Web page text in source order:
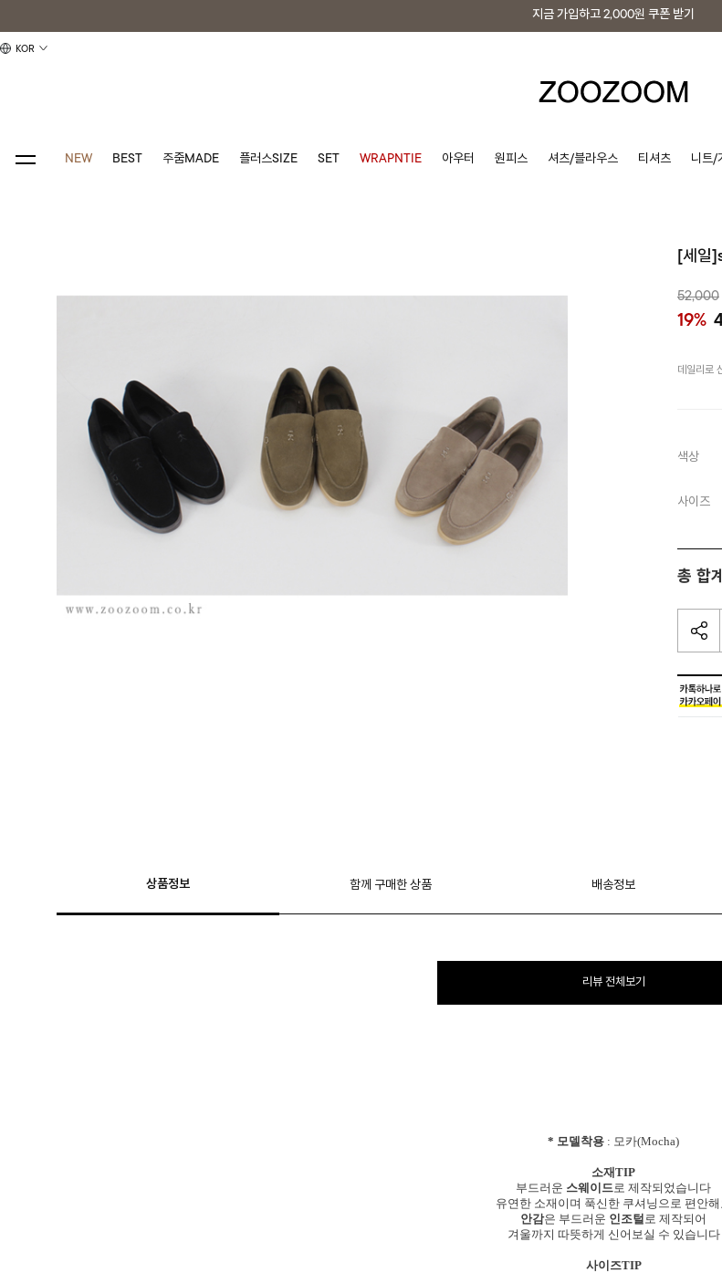
지금 가입하고 2,000원 쿠폰 받기
KOR
NEW BEST 주줌MADE 플러스SIZE SET WRAPNTIE 아우터 원피스 셔츠/블라우스 티셔츠 니트/
[세일
52,000
19%
데일리로
색상
사이즈
총 합
상품정보 함께 구매한 상품 배송정보
리뷰 전체보기
* 모델착용 : 모카(Mocha)
소재TIP
부드러운 스웨이드로 제작되었습니다
유연한 소재이며 푹신한 쿠셔닝으로 편안해
안감은 부드러운 인조털 로 제작되어
겨울까지 따뜻하게 신어보실 수 있습니다
사이즈TIP